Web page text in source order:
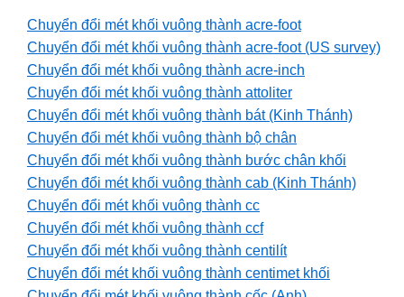
Chuyển đổi mét khối vuông thành acre-foot
Chuyển đổi mét khối vuông thành acre-foot (US survey)
Chuyển đổi mét khối vuông thành acre-inch
Chuyển đổi mét khối vuông thành attoliter
Chuyển đổi mét khối vuông thành bát (Kinh Thánh)
Chuyển đổi mét khối vuông thành bộ chân
Chuyển đổi mét khối vuông thành bước chân khối
Chuyển đổi mét khối vuông thành cab (Kinh Thánh)
Chuyển đổi mét khối vuông thành cc
Chuyển đổi mét khối vuông thành ccf
Chuyển đổi mét khối vuông thành centilít
Chuyển đổi mét khối vuông thành centimet khối